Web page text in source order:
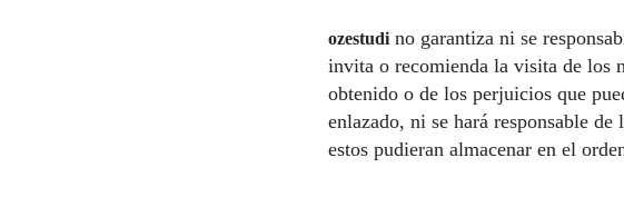
ozestudino garantiza ni se
invita o recomienda la visita de los
obtenido o de los perjuicios que
enlazado, ni se hará responsable
estos pudieran almacenar en el